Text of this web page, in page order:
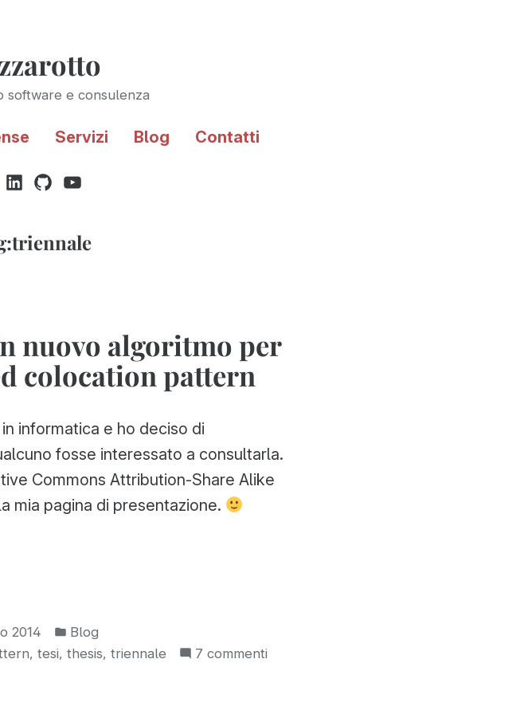
software e consulenza
Servizi Blog Contatti
LinkedIn
GitHubYouTube
triennale
nuovo algoritmo per
colocation pattern
informatica e ho deciso di
fosse interessato a consultarla.
Commons Attribution-Share Alike
mia pagina di presentazione.
2014
Pubblicato
in:
Blog
tesi thesis triennale 7 commentisu